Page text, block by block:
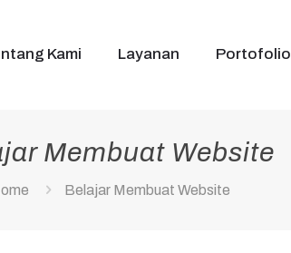
Kami Layanan Portofolio
Membuat Website
Belajar Membuat Website